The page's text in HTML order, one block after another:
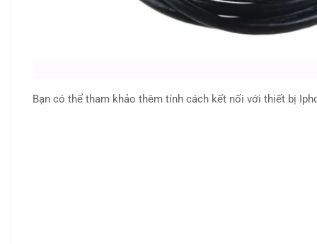
Bạn có thể tham khảo thêm tính cách kết nối với thiết bị